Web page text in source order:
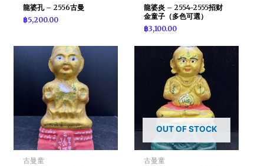
龍婆孔 – 2556古曼
฿5,200.00
龍婆炎 – 2554-2555招财
金童子（多色可選）
฿3,100.00
古曼童
OUT OF STOCK
古曼童